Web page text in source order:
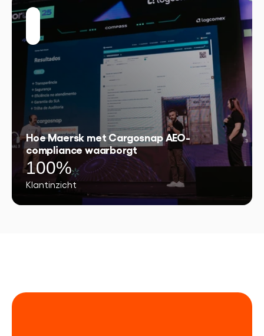
Hoe Maersk met Cargosnap AEO-
compliance waarborgt
100%
Klantinzicht